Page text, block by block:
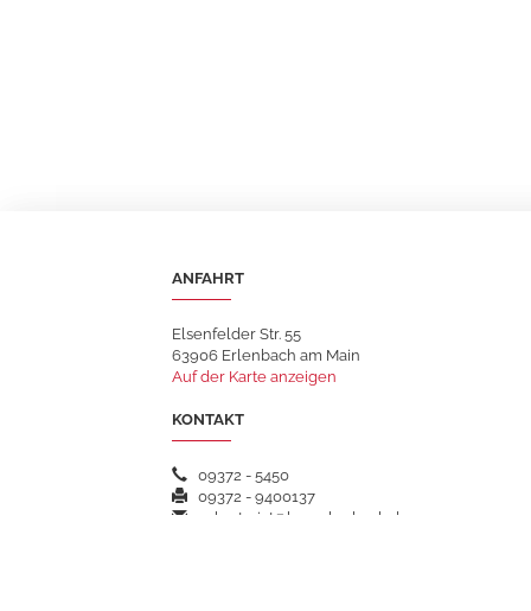
ANFAHRT
Elsenfelder Str. 55
63906 Erlenbach am Main
Auf der Karte anzeigen
KONTAKT
09372 - 5450
09372 - 9400137
sekretariat@hsgerlenbach.de